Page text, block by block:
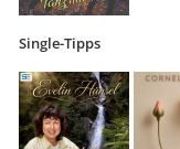
Single-Tipps